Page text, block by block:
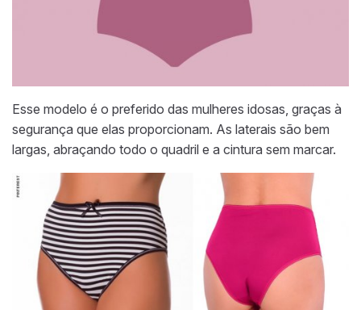
Esse modelo é o preferido das mulheres idosas, graças à
segurança que elas proporcionam. As laterais são bem
largas, abraçando todo o quadril e a cintura sem marcar.